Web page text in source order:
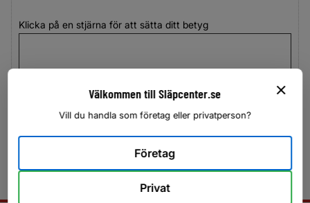
Klicka på en stjärna för att sätta ditt betyg
Välkommen till Släpcenter.se
Vill du handla som företag eller privatperson?
Företag
Privat